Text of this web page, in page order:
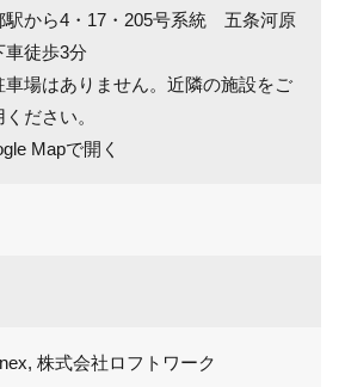
駅から4・17・205号系統 五条河原
車徒歩3分
場はありません。近隣の施設をご
ださい。
Mapで開く
株式会社ロフトワーク